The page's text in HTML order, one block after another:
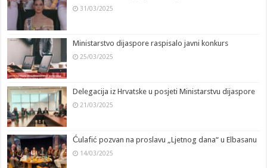
31/03/2025
Ministarstvo dijaspore raspisalo javni konkurs
25/03/2025
Delegacija iz Hrvatske u posjeti Ministarstvu dijaspore
21/03/2025
Ćulafić pozvan na proslavu „Ljetnog dana“ u Elbasanu
14/03/2025